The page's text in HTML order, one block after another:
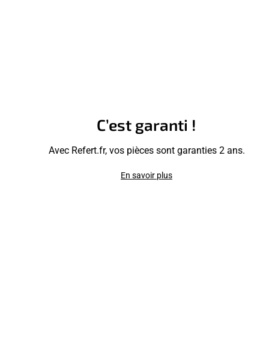
C’est garanti !
Avec Refert.fr, vos pièces sont garanties 2 ans.
En savoir plus